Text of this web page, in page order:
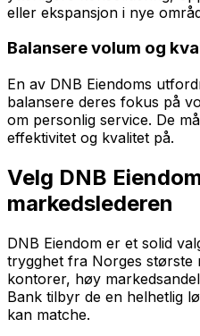
eller ekspansjon i nye
Balansere volum og
En av DNB Eiendoms
balansere deres fokus på
om personlig service. De
effektivitet og kvalitet på.
Velg DNB
markedslederen
DNB Eiendom er et solid
trygghet fra Norges største
kontorer, høy
Bank tilbyr de en helhetlig
kan matche.